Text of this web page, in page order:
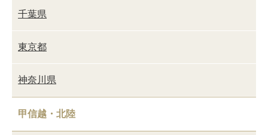
千葉県
東京都
神奈川県
甲信越・北陸